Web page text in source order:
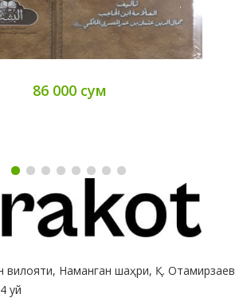
86 000 сум
вилояти, Наманган шаҳри, Қ. Отамирзаев
уй